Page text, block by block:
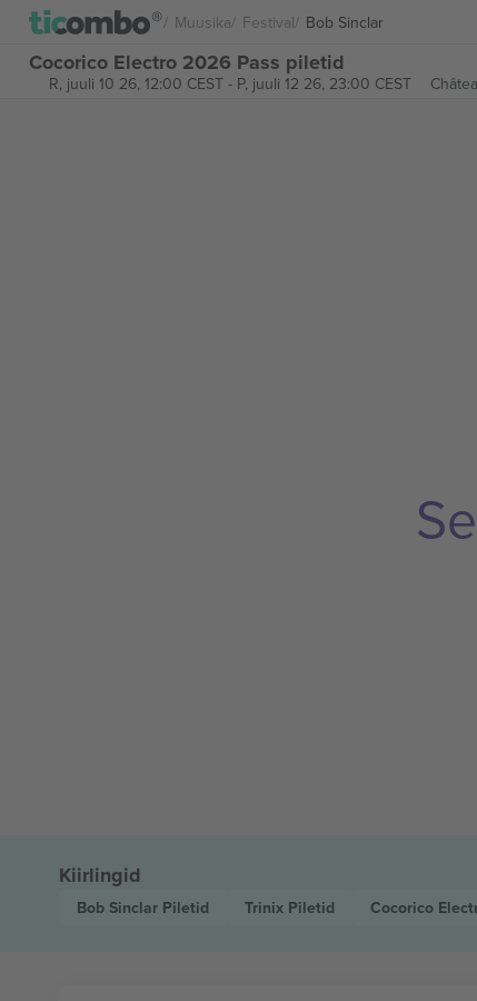
Muusika Festival Bob Sinclar
Cocorico Electro 2026 Pass piletid
R, juuli 10 26, 12:00 CEST- P, juuli 12 26, 23:00 CEST
Kiirlingid
Bob Sinclar Piletid Trinix Piletid Cocorico